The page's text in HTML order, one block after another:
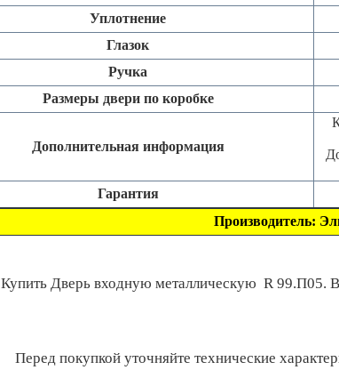
Уплотнение
Глазок
Ручка
Размеры двери по коробке
Дополнительная информация
Гарантия
Производитель:
Купить Дверь входную металлическую R 99.П05.
Перед покупкой уточняйте технические